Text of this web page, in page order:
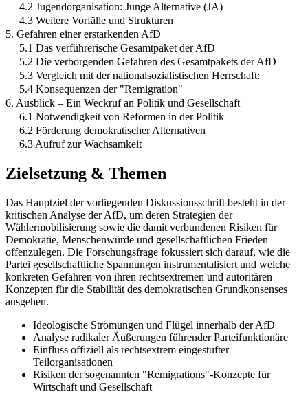
4.2 Jugendorganisation: Junge Alternative (JA)
4.3 Weitere Vorfälle und Strukturen
5. Gefahren einer erstarkenden AfD
5.1 Das verführerische Gesamtpaket der AfD
5.2 Die verborgenden Gefahren des Gesamtpakets der AfD
5.3 Vergleich mit der nationalsozialistischen Herrschaft:
5.4 Konsequenzen der "Remigration"
6. Ausblick – Ein Weckruf an Politik und Gesellschaft
6.1 Notwendigkeit von Reformen in der Politik
6.2 Förderung demokratischer Alternativen
6.3 Aufruf zur Wachsamkeit
Zielsetzung & Themen
Das Hauptziel der vorliegenden Diskussionsschrift besteht in der
kritischen Analyse der AfD, um deren Strategien der
Wählermobilisierung sowie die damit verbundenen Risiken für
Demokratie, Menschenwürde und gesellschaftlichen Frieden
offenzulegen. Die Forschungsfrage fokussiert sich darauf, wie die
Partei gesellschaftliche Spannungen instrumentalisiert und welche
konkreten Gefahren von ihren rechtsextremen und autoritären
Konzepten für die Stabilität des demokratischen Grundkonsenses
ausgehen.
Ideologische Strömungen und Flügel innerhalb der AfD
Analyse radikaler Äußerungen führender Parteifunktionäre
Einfluss offiziell als rechtsextrem eingestufter
Teilorganisationen
Risiken der sogenannten "Remigrations"-Konzepte für
Wirtschaft und Gesellschaft